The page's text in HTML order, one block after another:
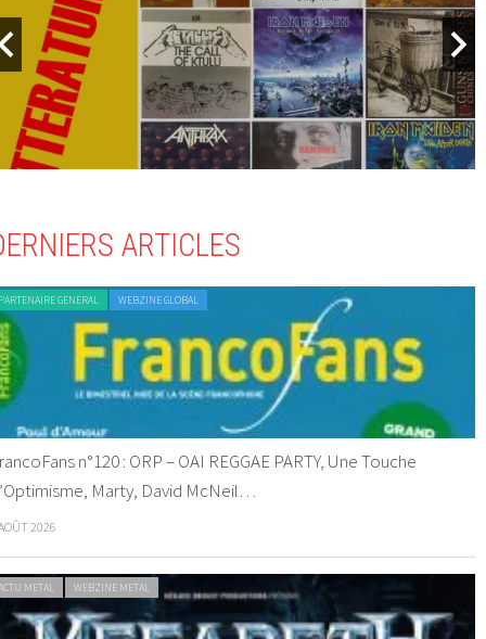
ARTICLES
GENERAL WEBZINE GLOBAL
n°120 : ORP – OAI REGGAE PARTY, Une Touche
Marty, David McNeil…
2026
METAL WEBZINE METAL